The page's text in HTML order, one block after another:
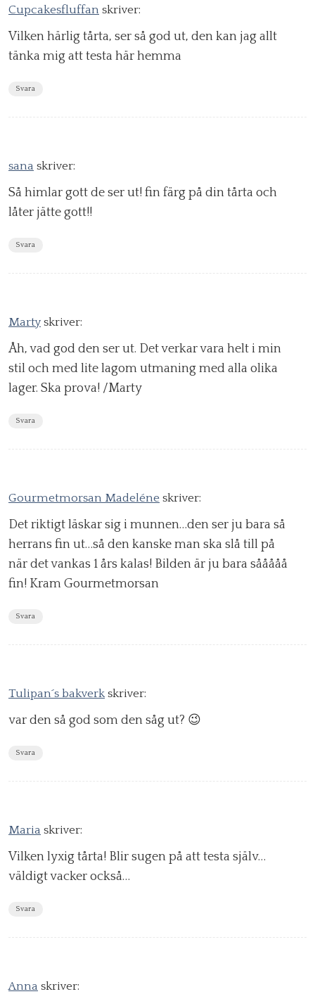
Cupcakesfluffan skriver:
Vilken härlig tårta, ser så god ut, den kan jag allt
tänka mig att testa här hemma
Svara
sana skriver:
Så himlar gott de ser ut! fin färg på din tårta och
låter jätte gott!!
Svara
Marty skriver:
Åh, vad god den ser ut. Det verkar vara helt i min
stil och med lite lagom utmaning med alla olika
lager. Ska prova! /Marty
Svara
Gourmetmorsan Madeléne skriver:
Det riktigt läskar sig i munnen…den ser ju bara så
herrans fin ut…så den kanske man ska slå till på
när det vankas 1 års kalas! Bilden är ju bara sååååå
fin! Kram Gourmetmorsan
Svara
Tulipan´s bakverk skriver:
var den så god som den såg ut? 😉
Svara
Maria skriver:
Vilken lyxig tårta! Blir sugen på att testa själv…
väldigt vacker också…
Svara
Anna skriver: